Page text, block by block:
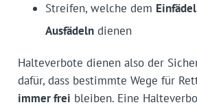
Streifen, welche dem
Ausfädelndienen
Halteverbote dienen also der
dafür, dass bestimmte Wege für
immer frei bleiben. Eine